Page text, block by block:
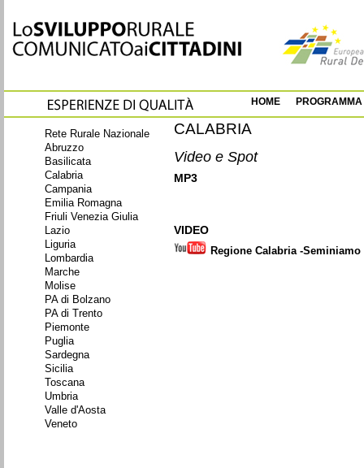
HOME PROGRAMMA
Rete Rurale Nazionale
Abruzzo
Basilicata
Calabria
Campania
Emilia Romagna
Friuli Venezia Giulia
Lazio
Liguria
Lombardia
Marche
Molise
PA di Bolzano
PA di Trento
Piemonte
Puglia
Sardegna
Sicilia
Toscana
Umbria
Valle d'Aosta
Veneto
CALABRIA
Video e Spot
MP3
VIDEO
Regione Calabria -